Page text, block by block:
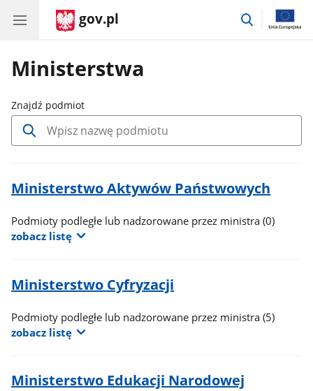
gov.pl
przejdź
Ministerstwa
Znajdź podmiot
Wpisz
minimum
3
rozpocząć
wyniki
wyszukiwania
automatycznie.
Przejdź
tabulatorem
na
wyniki
nie
Ministerstwo Aktywów Państwowych
Podmioty podległe lub nadzorowane przez ministra(0)
zobacz listę
Ministerstwo Cyfryzacji
Podmioty podległe lub nadzorowane przez ministra(5)
zobacz listę
Ministerstwo Edukacji Narodowej